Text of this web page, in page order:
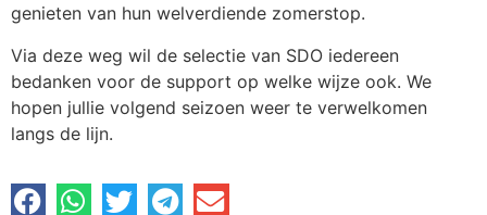
genieten van hun welverdiende zomerstop.
Via deze weg wil de selectie van SDO iedereen
bedanken voor de support op welke wijze ook. We
hopen jullie volgend seizoen weer te verwelkomen
langs de lijn.